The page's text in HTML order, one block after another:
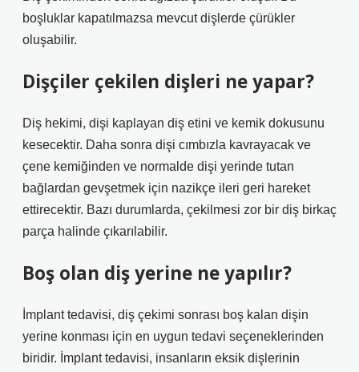
boşluklar kapatılmazsa mevcut dişlerde çürükler
oluşabilir.
Dişçiler çekilen dişleri ne yapar?
Diş hekimi, dişi kaplayan diş etini ve kemik dokusunu
kesecektir. Daha sonra dişi cımbızla kavrayacak ve
çene kemiğinden ve normalde dişi yerinde tutan
bağlardan gevşetmek için nazikçe ileri geri hareket
ettirecektir. Bazı durumlarda, çekilmesi zor bir diş birkaç
parça halinde çıkarılabilir.
Boş olan diş yerine ne yapılır?
İmplant tedavisi, diş çekimi sonrası boş kalan dişin
yerine konması için en uygun tedavi seçeneklerinden
biridir. İmplant tedavisi, insanların eksik dişlerinin